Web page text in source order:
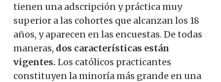
tienen una adscripción y práctica muy
superior a las cohortes que alcanzan los 18
años, y aparecen en las encuestas. De todas
maneras, dos características están
vigentes. Los católicos practicantes
constituyen la minoría más grande en una